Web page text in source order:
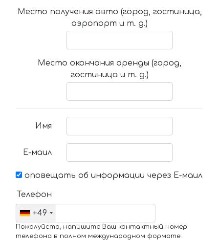
Место получения авто (город, гостиница,
аэропорт и т. д.)
Место окончания аренды (город,
гостиница и т. д.)
Имя
Е-маил
оповещать об информации через Е-маил
Телефон
+49
Пожалуйста, напишите Ваш контактный номер
телефона в полном международном формате.